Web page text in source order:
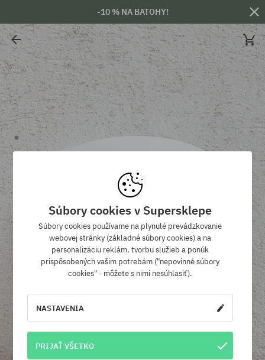
-10 % NA BATOHY!
Súbory cookies v Supersklepe
Súbory cookies používame na plynulé prevádzkovanie
webovej stránky (základné súbory cookies) a na
personalizáciu reklám, tvorbu služieb a ponúk
prispôsobených vašim potrebám ("nepovinné súbory
cookies" - môžete s nimi nesúhlasiť).
NASTAVENIA
PRIJAŤ VŠETKO